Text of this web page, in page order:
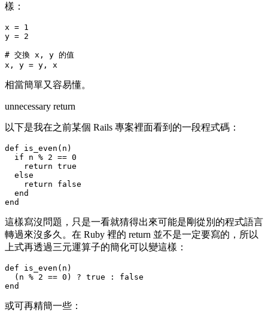
樣：
x = 1
y = 2
# 交換 x, y 的值
相當簡單又容易懂。
unnecessary return
以下是我在之前某個 Rails 專案裡面看到的一段程式碼：
def is_even(n)
  if n % 2 == 0
    return true
  else
    return false
  end
這樣寫沒問題，只是一看就猜得出來可能是剛從別的程式語言
轉過來沒多久。在 Ruby 裡的 return 並不是一定要寫的，所以
上式再透過三元運算子的簡化可以變這樣：
def is_even(n)
  (n % 2 == 0) ? true : false
或可再精簡一些：